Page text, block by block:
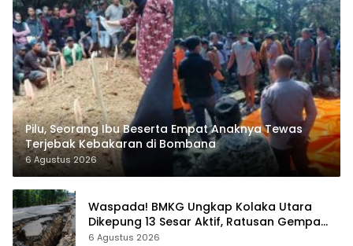
Pilu, Seorang Ibu Beserta Empat Anaknya Tewas
Terjebak Kebakaran di Bombana
6 Agustus 2026
Waspada! BMKG Ungkap Kolaka Utara
Dikepung 13 Sesar Aktif, Ratusan Gempa
Sudah Terekam
6 Agustus 2026